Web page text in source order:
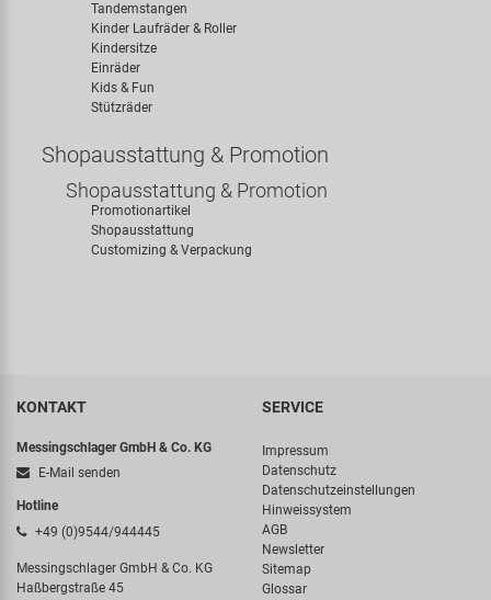
Tandemstangen
Kinder Laufräder & Roller
Kindersitze
Einräder
Kids & Fun
Stützräder
Shopausstattung & Promotion
Shopausstattung & Promotion
Promotionartikel
Shopausstattung
Customizing & Verpackung
KONTAKT
Messingschlager GmbH & Co. KG
E-Mail senden
Hotline
+49 (0)9544/944445
Messingschlager GmbH & Co. KG
Haßbergstraße 45
SERVICE
Impressum
Datenschutz
Datenschutzeinstellungen
Hinweissystem
AGB
Newsletter
Sitemap
Glossar